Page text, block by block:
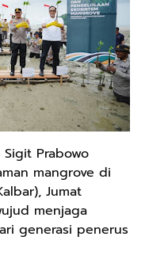
Prabowo
mangrove di
Jumat
menjaga
generasi penerus